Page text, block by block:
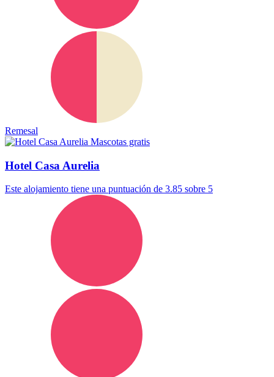
Remesal
Mascotas gratis
Hotel Casa Aurelia
Este alojamiento tiene una puntuación de 3.85 sobre 5